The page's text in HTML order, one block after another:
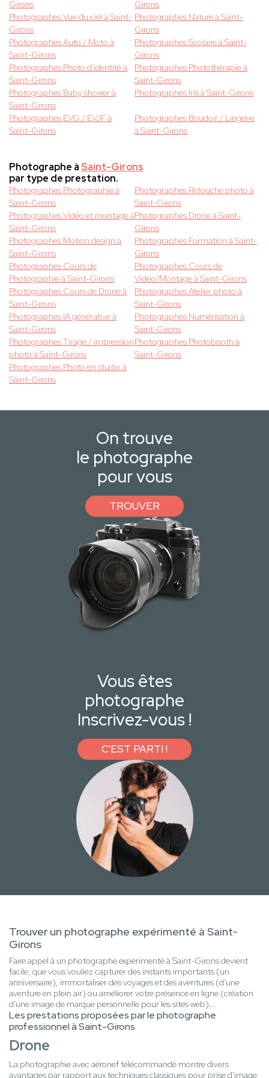
Girons
Girons
Photographes Vue du ciel à Saint-
Girons
Photographes Nature à Saint-
Girons
Photographes Auto / Moto à
Saint-Girons
Photographes Scolaire à Saint-
Girons
Photographes Photo d'identité à
Saint-Girons
Photographes Photothérapie à
Saint-Girons
Photographes Baby shower à
Saint-Girons
Photographes Iris à Saint-Girons
Photographes EVG / EVJF à
Saint-Girons
Photographes Boudoir / Lingerie
à Saint-Girons
Photographe à Saint-Girons
par type de prestation.
Photographes Photographie à
Saint-Girons
Photographes Retouche photo à
Saint-Girons
Photographes Vidéo et montage à
Saint-Girons
Photographes Drone à Saint-
Girons
Photographes Motion design à
Saint-Girons
Photographes Formation à Saint-
Girons
Photographes Cours de
Photographie à Saint-Girons
Photographes Cours de
Vidéo/Montage à Saint-Girons
Photographes Cours de Drone à
Saint-Girons
Photographes Atelier photo à
Saint-Girons
Photographes IA générative à
Saint-Girons
Photographes Numérisation à
Saint-Girons
Photographes Tirage / impression
photo à Saint-Girons
Photographes Photobooth à
Saint-Girons
Photographes Photo en studio à
Saint-Girons
On trouve
le photographe
pour vous
TROUVER
Vous êtes
photographe
Inscrivez-vous !
C'EST PARTI !
Trouver un photographe expérimenté à Saint-
Girons
Faire appel à un photographe expérimenté à Saint-Girons devient
facile, que vous vouliez capturer des instants importants (un
anniversaire), immortaliser des voyages et des aventures (d'une
aventure en plein air) ou améliorer votre présence en ligne (création
d'une image de marque personnelle pour les sites web)...
Les prestations proposées par le photographe
professionnel à Saint-Girons
Drone
La photographie avec aéronef télécommandé montre divers
avantages par rapport aux techniques classiques pour prise d'image.